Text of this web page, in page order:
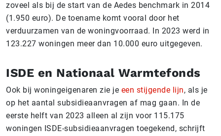
zoveel als bij de start van de Aedes benchmark in 2014
(1.950 euro). De toename komt vooral door het
verduurzamen van de woningvoorraad. In 2023 werd in
123.227 woningen meer dan 10.000 euro uitgegeven.
ISDE en Nationaal Warmtefonds
Ook bij woningeigenaren zie je een stijgende lijn, als je
op het aantal subsidieaanvragen af mag gaan. In de
eerste helft van 2023 alleen al zijn voor 115.175
woningen ISDE-subsidieaanvragen toegekend, schrijft